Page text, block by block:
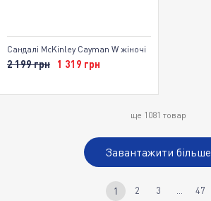
Сандалі McKinley Cayman W жіночі
2 199 грн 1 319 грн
ще 1081 товар
Завантажити більше
1 2 3 47